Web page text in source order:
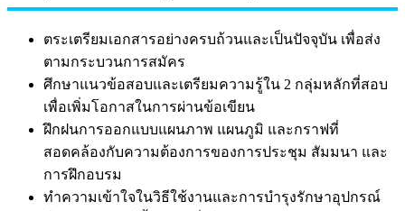
ตระเตรียมเอกสารอย่างครบถ้วนและเป็นปัจจุบัน เพื่อส่ง
ตามกระบวนการสมัคร
ศึกษาแนวข้อสอบและเตรียมความรู้ใน 2 กลุ่มหลักที่สอบ
เพื่อเพิ่มโอกาสในการผ่านข้อเขียน
ฝึกฝนการออกแบบแผนภาพ แผนภูมิ และกราฟที่
สอดคล้องกับความต้องการของการประชุม สัมมนา และ
การฝึกอบรม
ทำความเข้าใจในวิธีใช้งานและการบำรุงรักษาอุปกรณ์